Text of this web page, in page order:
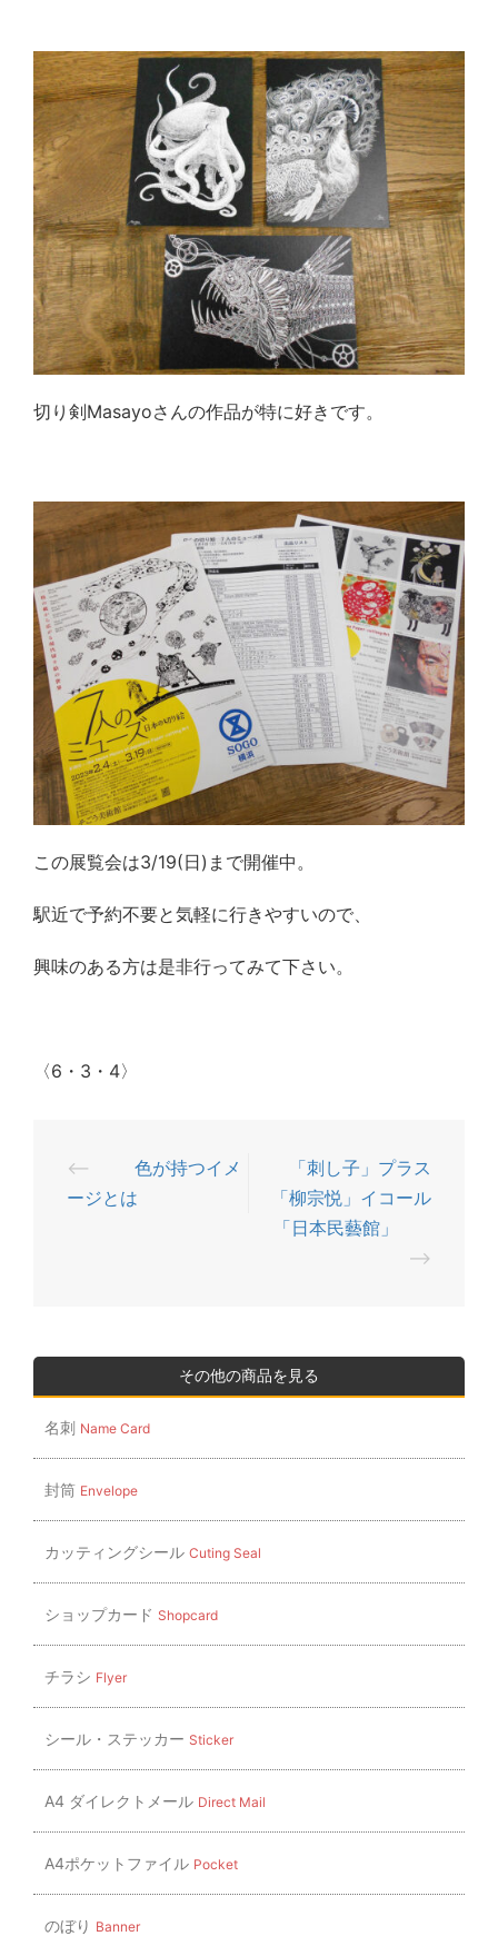
切り剣Masayoさんの作品が特に好きです。
この展覧会は3/19(日)まで開催中。
駅近で予約不要と気軽に行きやすいので、
興味のある方は是非行ってみて下さい。
〈6・3・4〉
投
稿
ー
ョ
ン
⟵
色が持つイメ
ージとは
「刺し子」プラス
「柳宗悦」イコール
「日本民藝館」
⟶
その他の商品を見る
名刺 Name Card
封筒 Envelope
カッティングシール Cuting Seal
ショップカード Shopcard
チラシ Flyer
シール・ステッカー Sticker
A4 ダイレクトメール Direct Mail
A4ポケットファイル Pocket
のぼり Banner